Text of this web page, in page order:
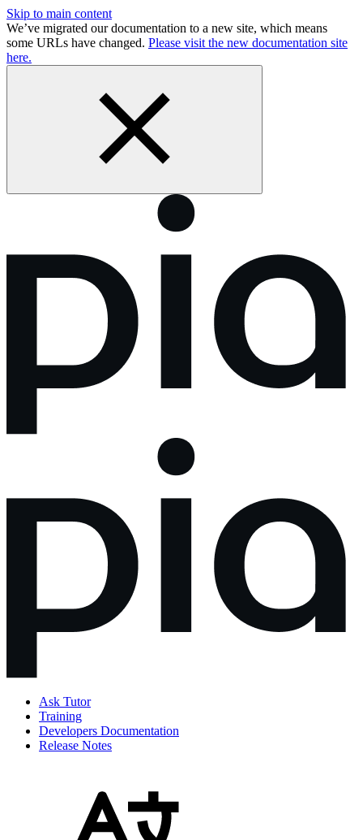
Skip to main content
We’ve migrated our documentation to a new site, which means
some URLs have changed. Please visit the new documentation site
here.
Ask Tutor
Training
Developers Documentation
Release Notes